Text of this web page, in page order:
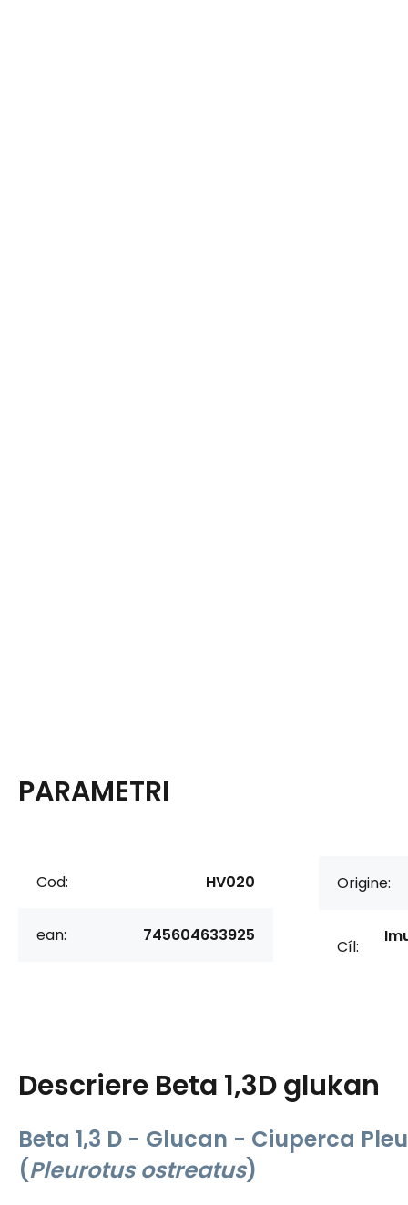
PARAMETRI
Cod: HV020
ean: 745604633925
Origine:
Cíl:
Descriere Beta 1,3D glukan
Beta 1,3 D - Glucan - Ciuperca
(Pleurotus ostreatus)